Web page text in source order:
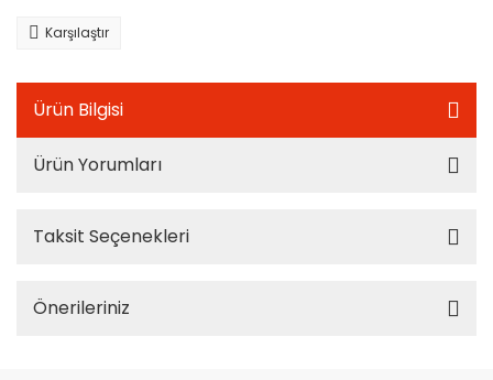
Karşılaştır
Ürün Bilgisi
Ürün Yorumları
Taksit Seçenekleri
Önerileriniz